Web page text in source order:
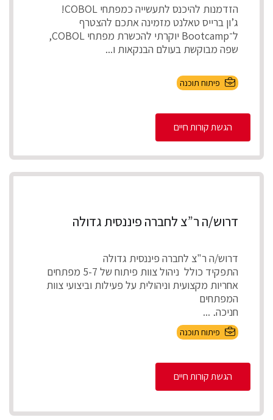
הזדמנות להיכנס לתעשייה כמפתחי COBOL!
ג’ון ברייס טאלנט מזמינה אתכם להצטרף
ל־Bootcamp יוקרתי להכשרת מפתחי COBOL,
שפה מבוקשת בעולם הבנקאות ו...
פיתוח תוכנה
הגשת קורות חיים
דרוש/ה ר”צ לחברה פיננסית גדולה
דרוש/ה ר"צ לחברה פיננסית גדולה
התפקיד כולל ניהול צוות פיתוח של 5-7 מפתחים
אחריות מקצועית וניהולית על פעילות וביצועי צוות
המפתחים
חניכה, ...
פיתוח תוכנה
הגשת קורות חיים